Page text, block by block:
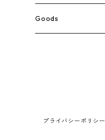
Ska
Goods
プライバシーポリシー